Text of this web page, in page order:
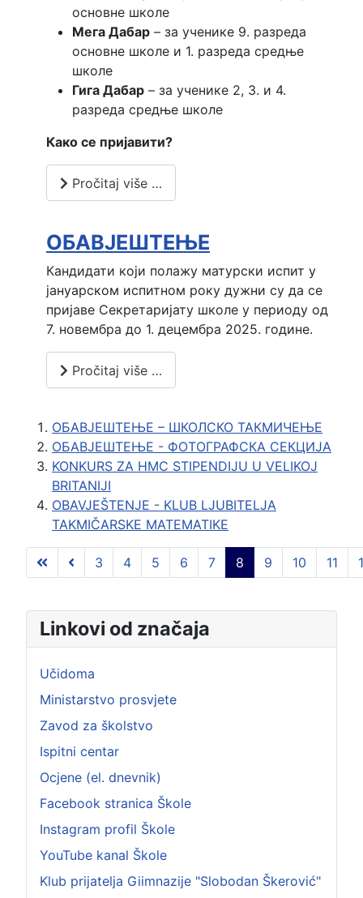
основне школе
Мега Дабар – за ученике 9. разреда
основне школе и 1. разреда средње
школе
Гига Дабар – за ученике 2, 3. и 4.
разреда средње школе
Како се пријавити?
Pročitaj više …
ОБАВЈЕШТЕЊЕ
Кандидати који полажу матурски испит у
јануарском испитном року дужни су да се
пријаве Секретаријату школе у периоду од
7. новембра до 1. децембра 2025. године.
Pročitaj više …
ОБАВЈЕШТЕЊЕ – ШКОЛСКО ТАКМИЧЕЊЕ
ОБАВЈЕШТЕЊЕ - ФОТОГРАФСКА СЕКЦИЈА
KONKURS ZA HMC STIPENDIJU U VELIKOJ
BRITANIJI
OBAVJEŠTENJE - KLUB LJUBITELJA
TAKMIČARSKE MATEMATIKE
Strana 8 od 103
3 4 5 6 7 8 9 10 11
Linkovi od značaja
Učidoma
Ministarstvo prosvjete
Zavod za školstvo
Ispitni centar
Ocjene (el. dnevnik)
Facebook stranica Škole
Instagram profil Škole
YouTube kanal Škole
Klub prijatelja Giimnazije "Slobodan Škerović"